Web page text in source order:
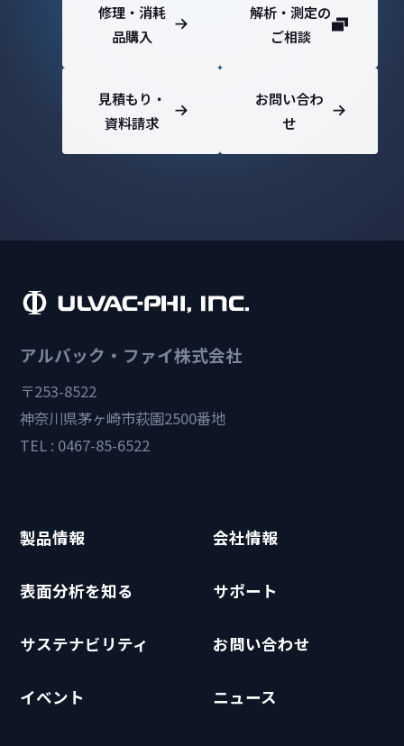
修理・消耗
品購入
解析・測定の
ご相談
見積もり・
資料請求
お問い合わ
せ
アルバック・ファイ株式会社
〒253-8522
神奈川県茅ヶ崎市萩園2500番地
TEL : 0467-85-6522
製品情報 会社情報
表面分析を知る サポート
サステナビリティ お問い合わせ
イベント ニュース